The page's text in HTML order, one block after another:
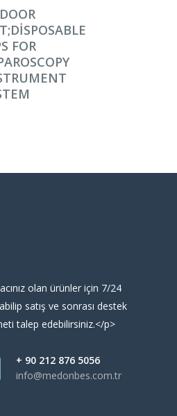
OKU
FOR
olan ürünler için 7/24
satış ve sonrası destek
talep edebilirsiniz.</p>
+ 90 212 876 5056
info@medonbes.com.tr